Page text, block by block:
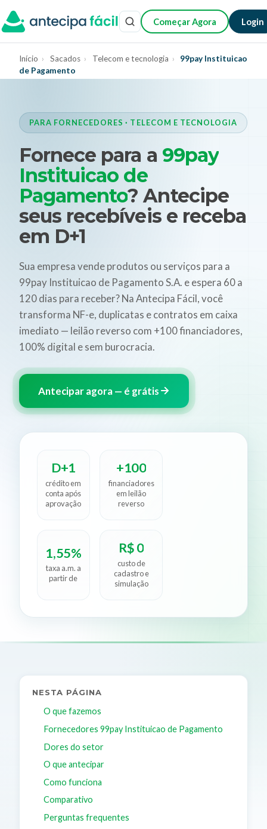
Começar Agora Login
Início › Sacados › Telecom e tecnologia ›
99pay Instituicao
de Pagamento
PARA FORNECEDORES · TELECOM E TECNOLOGIA
Fornece para a 99pay
Instituicao de
Pagamento? Antecipe
seus recebíveis e receba
em D+1
Sua empresa vende produtos ou serviços para a
99pay Instituicao de Pagamento S.A. e espera 60 a
120 dias para receber? Na Antecipa Fácil, você
transforma NF-e, duplicatas e contratos em caixa
imediato — leilão reverso com +100 financiadores,
100% digital e sem burocracia.
Antecipar agora — é grátis
D+1
crédito em
conta após
aprovação
+100
financiadores
em leilão
reverso
1,55%
taxa a.m. a
partir de
R$ 0
custo de
cadastro e
simulação
NESTA PÁGINA
O que fazemos
Fornecedores 99pay Instituicao de Pagamento
Dores do setor
O que antecipar
Como funciona
Comparativo
Perguntas frequentes